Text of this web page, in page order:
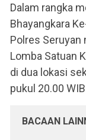
Dalam rangka
Bhayangkara
Polres Seruyan
Lomba Satuan
di dua lokasi
pukul 20.00
BACAAN